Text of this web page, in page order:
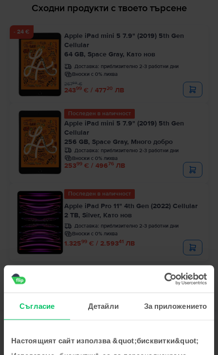
Съгласие Детайли За приложението
Настоящият сайт използва &quot;бисквитки&quot;
Сходни продукти с твоето търсене
- 24 €
Apple iPad mini 5 7.9" (2019) 5th Gen
Cellular
64 GB, Space Gray, Като нов
Доставка: приблизително 2-3 работни дни
Вноски с 0% лихва
24399 € / 47720 ЛВ
26799€
Последен в наличност
Apple iPad mini 5 7.9" (2019) 5th Gen
Cellular
256 GB, Space Gray, Много добро
Доставка: приблизително 2-3 работни дни
Вноски с 0% лихва
25399 € / 49676 ЛВ
Последен в наличност
Apple iPad Pro 11" 4th Gen (2022) Cellular
2 TB, Silver, Като нов
Доставка: приблизително 2-3 работни дни
Вноски с 0% лихва
1.32599 € / 2.59341 ЛВ
Tаблет Apple iPad 10.2" (2020) 8th Gen Cellular, 128 GB, Gold, Като